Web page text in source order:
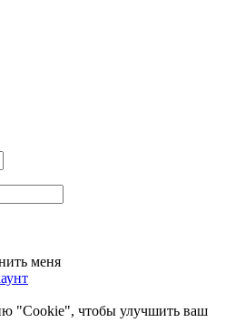
меня
"Cookie", чтобы улучшить ваш